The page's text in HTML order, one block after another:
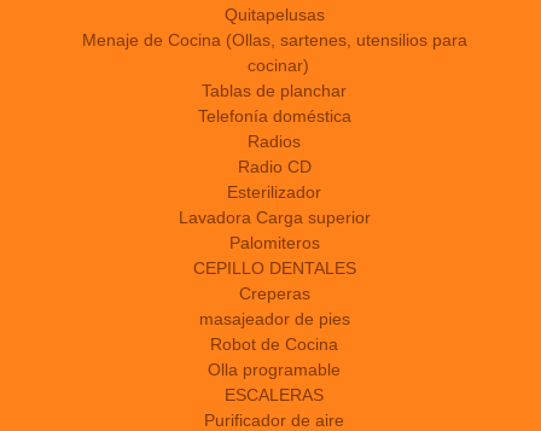
Quitapelusas
Menaje de Cocina (Ollas, sartenes, utensilios para
cocinar)
Tablas de planchar
Telefonía doméstica
Radios
Radio CD
Esterilizador
Lavadora Carga superior
Palomiteros
CEPILLO DENTALES
Creperas
masajeador de pies
Robot de Cocina
Olla programable
ESCALERAS
Purificador de aire